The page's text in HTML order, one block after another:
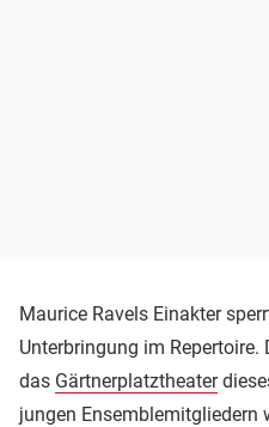
Maurice Ravels Einakter
Unterbringung im
das Gärtnerplatztheater
jungen Ensemblemitgliedern